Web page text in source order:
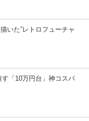
いた”レトロフューチャ
す「10万円台」神コスパ